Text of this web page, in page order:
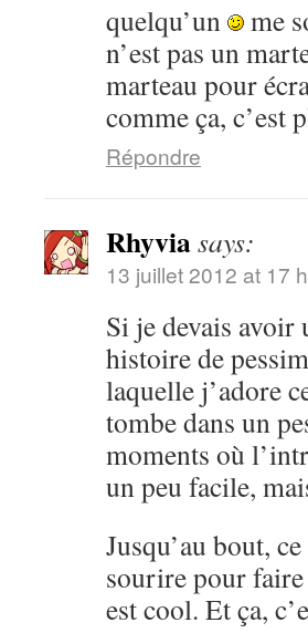
quelqu’un
me
n’est pas un
marteau pour
comme ça, c’est
Répondre
Rhyviasays:
13 juillet 2012 at 17
Si je devais avoir
histoire de
laquelle j’adore
tombe dans un
moments où
un peu facile,
Jusqu’au bout,
sourire pour
est cool. Et ça,